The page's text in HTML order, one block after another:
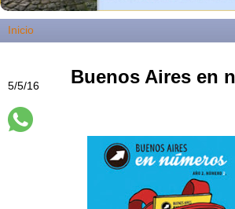
5/5/16 Buenos Aires en